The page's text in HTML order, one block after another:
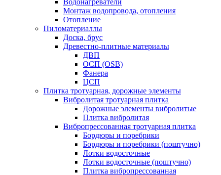
Водонагреватели
Монтаж водопровода, отопления
Отопление
Пиломатериаллы
Доска, брус
Древестно-плитные материалы
ДВП
ОСП (OSB)
Фанера
ЦСП
Плитка тротуарная, дорожные элементы
Вибролитая тротуарная плитка
Дорожные элементы вибролитые
Плитка вибролитая
Вибропрессованная тротуарная плитка
Бордюры и поребрики
Бордюры и поребрики (поштучно)
Лотки водосточные
Лотки водосточные (поштучно)
Плитка вибропрессованная